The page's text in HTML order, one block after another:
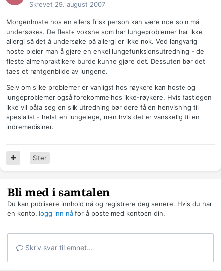
Skrevet 29. august 2007
Morgenhoste hos en ellers frisk person kan være noe som må
undersøkes. De fleste voksne som har lungeproblemer har ikke
allergi så det å undersøke på allergi er ikke nok. Ved langvarig
hoste pleier man å gjøre en enkel lungefunksjonsutredning - de
fleste almenpraktikere burde kunne gjøre det. Dessuten bør det
taes et røntgenbilde av lungene.
Selv om slike problemer er vanligst hos røykere kan hoste og
lungeproblemer også forekomme hos ikke-røykere. Hvis fastlegen
ikke vil påta seg en slik utredning bør dere få en henvisning til
spesialist - helst en lungelege, men hvis det er vanskelig til en
indremedisiner.
Siter
Bli med i samtalen
Du kan publisere innhold nå og registrere deg senere. Hvis du har
en konto, logg inn nå for å poste med kontoen din.
Skriv svar til emnet...